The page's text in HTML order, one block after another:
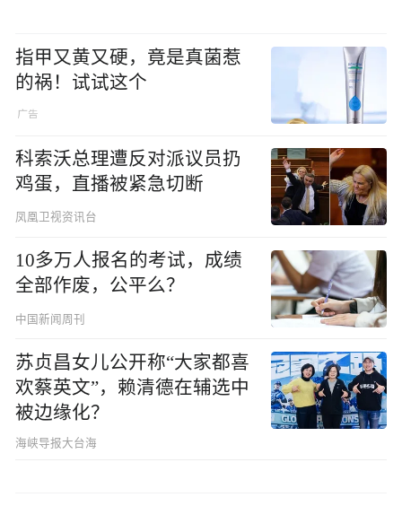
指甲又黄又硬，竟是真菌惹
的祸！试试这个
科索沃总理遭反对派议员扔
鸡蛋，直播被紧急切断
凤凰卫视资讯台
10多万人报名的考试，成绩
全部作废，公平么？
中国新闻周刊
苏贞昌女儿公开称“大家都喜
欢蔡英文”，赖清德在辅选中
被边缘化？
海峡导报大台海